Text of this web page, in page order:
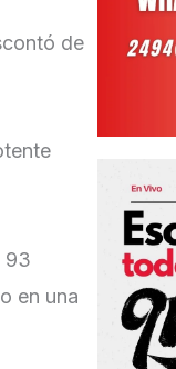
de
93
en una